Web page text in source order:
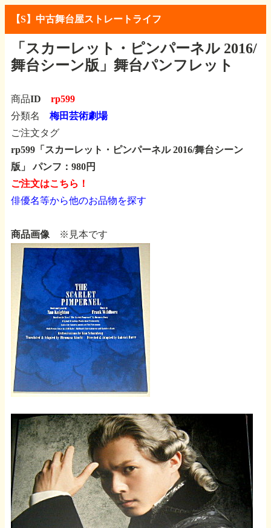
【S】中古舞台屋ストレートライフ
「スカーレット・ピンパーネル 2016/
舞台シーン版」舞台パンフレット
商品ID rp599
分類名 梅田芸術劇場
ご注文タグ
rp599「スカーレット・ピンパーネル 2016/舞台シーン
版」
パンフ：980円
ご注文はこちら！
俳優名等から他のお品物を探す
商品画像 ※見本です